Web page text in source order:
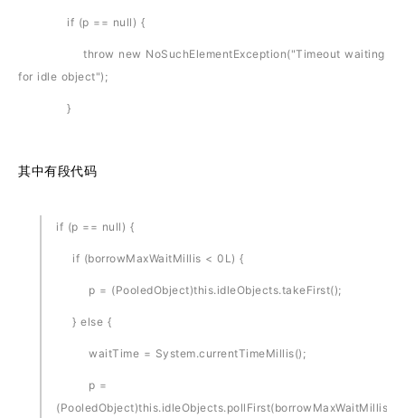
if (p == null) {
throw new NoSuchElementException("Timeout waiting
for idle object");
}
其中有段代码
if (p == null) {
if (borrowMaxWaitMillis < 0L) {
p = (PooledObject)this.idleObjects.takeFirst();
} else {
waitTime = System.currentTimeMillis();
p =
(PooledObject)this.idleObjects.pollFirst(borrowMaxWaitMillis,